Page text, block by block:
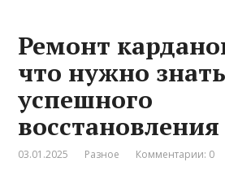
Ремонт
что нужно
успешного
восстановления
03.01.2025 Разное Комментарии: 0